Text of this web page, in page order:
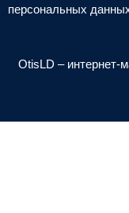
e
a
t
l
p
персональных
OtisLD – интернет-